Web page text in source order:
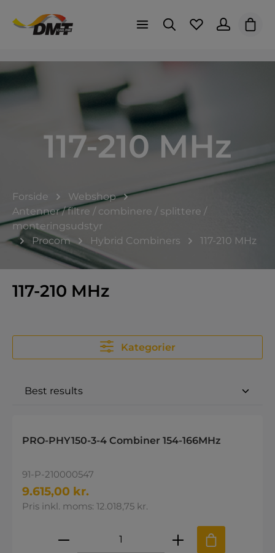
117-210 MHz
Forside
Webshop
Antenner / filtre / combinere / splittere /
monteringsudstyr
Procom
Hybrid Combiners 117-210 MHz
117-210 MHz
Kategorier
PRO-PHY150-3-4 Combiner 154-166MHz
91-P-210000547
9.615,00 kr.
Pris inkl. moms: 12.018,75 kr.
Produktmængde: Indtast den